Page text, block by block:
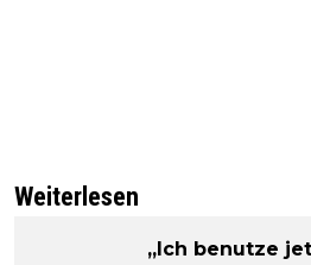
Weiterlesen
„Ich benutze